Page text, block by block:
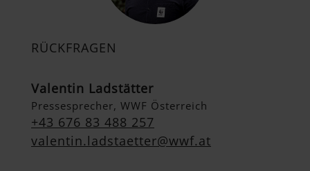
RÜCKFRAGEN
Valentin Ladstätter
Pressesprecher, WWF Österreich
+43 676 83 488 257
valentin.ladstaetter@wwf.at